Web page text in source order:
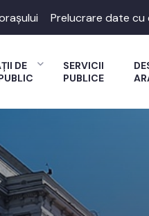
Prelucrare date
DE
SERVICII
PUBLICE